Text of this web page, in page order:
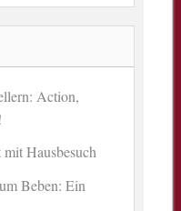
Action,
Hausbesuch
Beben: Ein